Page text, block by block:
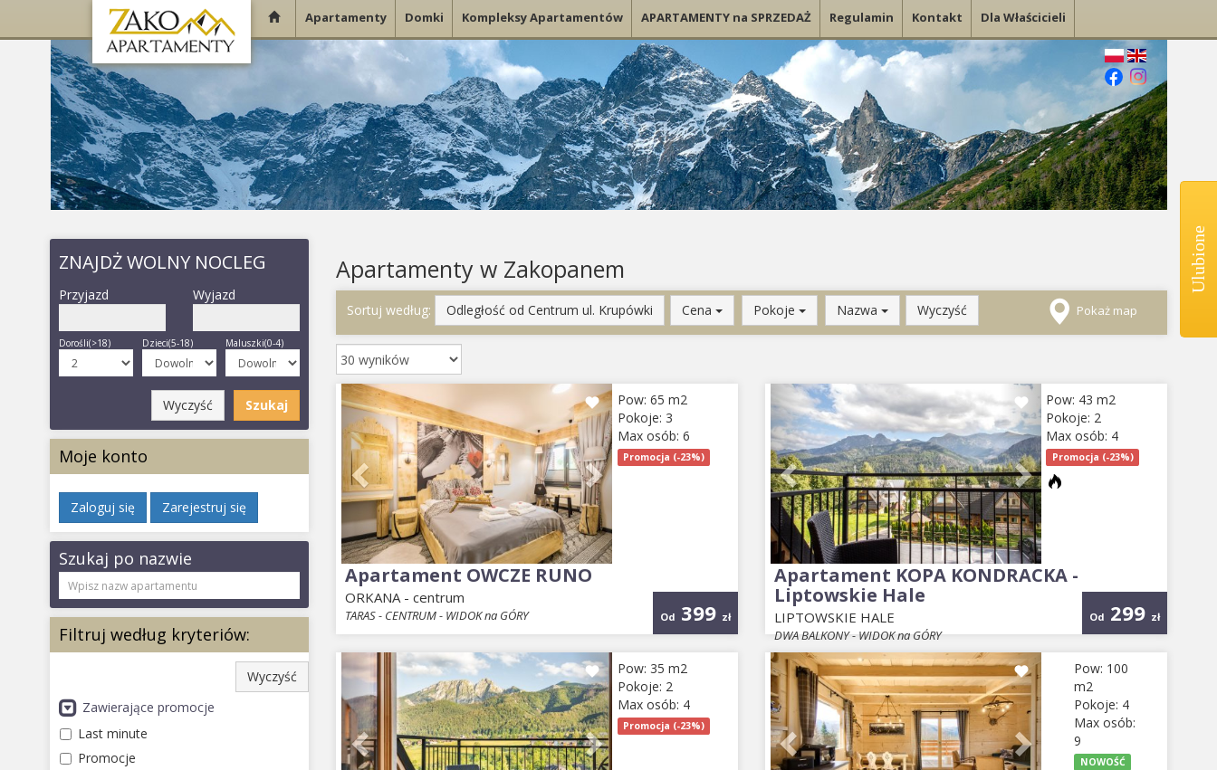
Apartamenty Domki Kompleksy Apartamentów APARTAMENTY na SPRZEDAŻ Regulamin Kontakt Dla Właścicieli
ZNAJDŻ WOLNY NOCLEG
Przyjazd Wyjazd
Dorośli(>18) Dzieci(5-18) Maluszki(0-4)
Szukaj
Wyczyść
Moje konto
Zaloguj się Zarejestruj się
Szukaj po nazwie
Filtruj według kryteriów:
Wyczyść
Zawierające promocje
Last minute
Promocje
Apartamenty w Zakopanem
Sortuj według: Odległość od Centrum ul. Krupówki Cena Pokoje Nazwa Wyczyść Pokaż map
Wolne obiekty
Zajętość obiektów wyświetla się po wybraniu terminu pobytu.
Od 399 zł
Previous NextPow: 65 m2
Pokoje: 3
Max osób: 6
Promocja (-23%)
Apartament OWCZE RUNO
ORKANA - centrum
TARAS - CENTRUM - WIDOK na GÓRY Od 299 zł
Previous NextPow: 43 m2
Pokoje: 2
Max osób: 4
Promocja (-23%)
Apartament KOPA KONDRACKA -
Liptowskie Hale
LIPTOWSKIE HALE
DWA BALKONY - WIDOK na GÓRY
Previous NextPow: 35 m2
Pokoje: 2
Max osób: 4
Promocja (-23%)
Previous Next
Pow: 100
m2
Pokoje: 4
Max osób:
9
NOWOŚĆ
Ulubione